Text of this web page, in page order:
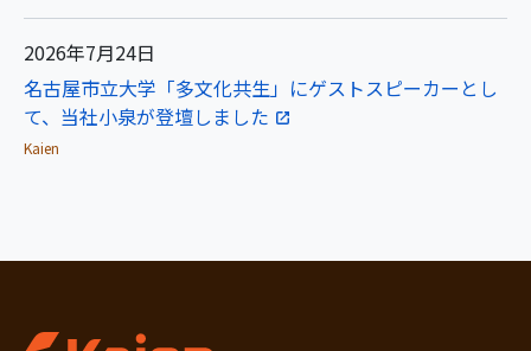
2026年7月24日
名古屋市立大学「多文化共生」にゲストスピーカーとし
て、当社小泉が登壇しました
Kaien